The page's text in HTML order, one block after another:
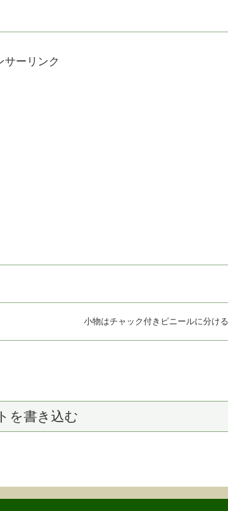
サーリンク
小物はチャック付きビニールに分ける
を書き込む